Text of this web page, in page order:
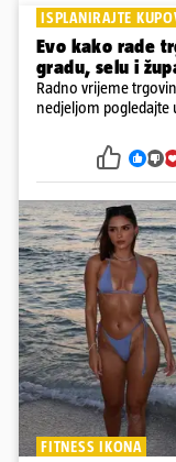
ISPLANIRAJTE
Evo kako rade
gradu, selu i
Radno vrijeme
nedjeljom pogledajte
i šoping centri sami
FITNESS IKONA